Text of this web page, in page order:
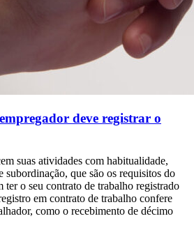
deve registrar o
suas atividades com habitualidade,
subordinação, que são os requisitos do
o seu contrato de trabalho registrado
em contrato de trabalho confere
como o recebimento de décimo